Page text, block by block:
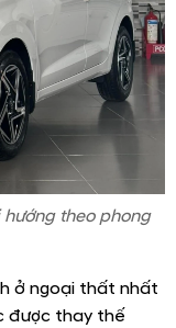
theo phong
ở ngoại thất nhất
được thay thế